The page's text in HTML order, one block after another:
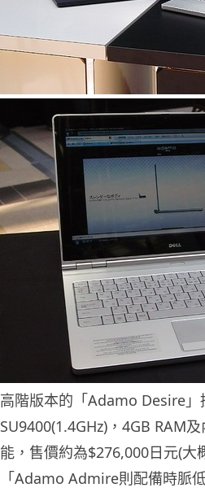
高階版本的「Adamo Desire
SU9400(1.4GHz)，4GB RAM
能，售價約為$276,000日元(大
「Adamo Admire則配備時脈